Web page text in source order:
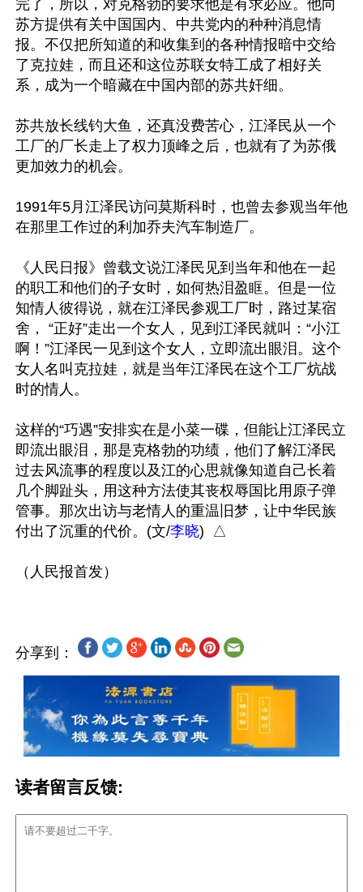
完了，所以，对克格勃的要求他是有求必应。他向
苏方提供有关中国国内、中共党内的种种消息情
报。不仅把所知道的和收集到的各种情报暗中交给
了克拉娃，而且还和这位苏联女特工成了相好关
系，成为一个暗藏在中国内部的苏共奸细。
苏共放长线钓大鱼，还真没费苦心，江泽民从一个
工厂的厂长走上了权力顶峰之后，也就有了为苏俄
更加效力的机会。
1991年5月江泽民访问莫斯科时，也曾去参观当年他
在那里工作过的利加乔夫汽车制造厂。
《人民日报》曾载文说江泽民见到当年和他在一起
的职工和他们的子女时，如何热泪盈眶。但是一位
知情人彼得说，就在江泽民参观工厂时，路过某宿
舍， “正好”走出一个女人，见到江泽民就叫：“小江
啊！”江泽民一见到这个女人，立即流出眼泪。这个
女人名叫克拉娃，就是当年江泽民在这个工厂炕战
时的情人。
这样的“巧遇”安排实在是小菜一碟，但能让江泽民立
即流出眼泪，那是克格勃的功绩，他们了解江泽民
过去风流事的程度以及江的心思就像知道自己长着
几个脚趾头，用这种方法使其丧权辱国比用原子弹
管事。那次出访与老情人的重温旧梦，让中华民族
付出了沉重的代价。(文/李晓)  △
分享到：
读者留言反馈: